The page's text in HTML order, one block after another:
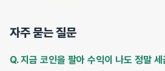
자주 묻는 질문
Q. 지금 코인을 팔아 수익이 나도 정말